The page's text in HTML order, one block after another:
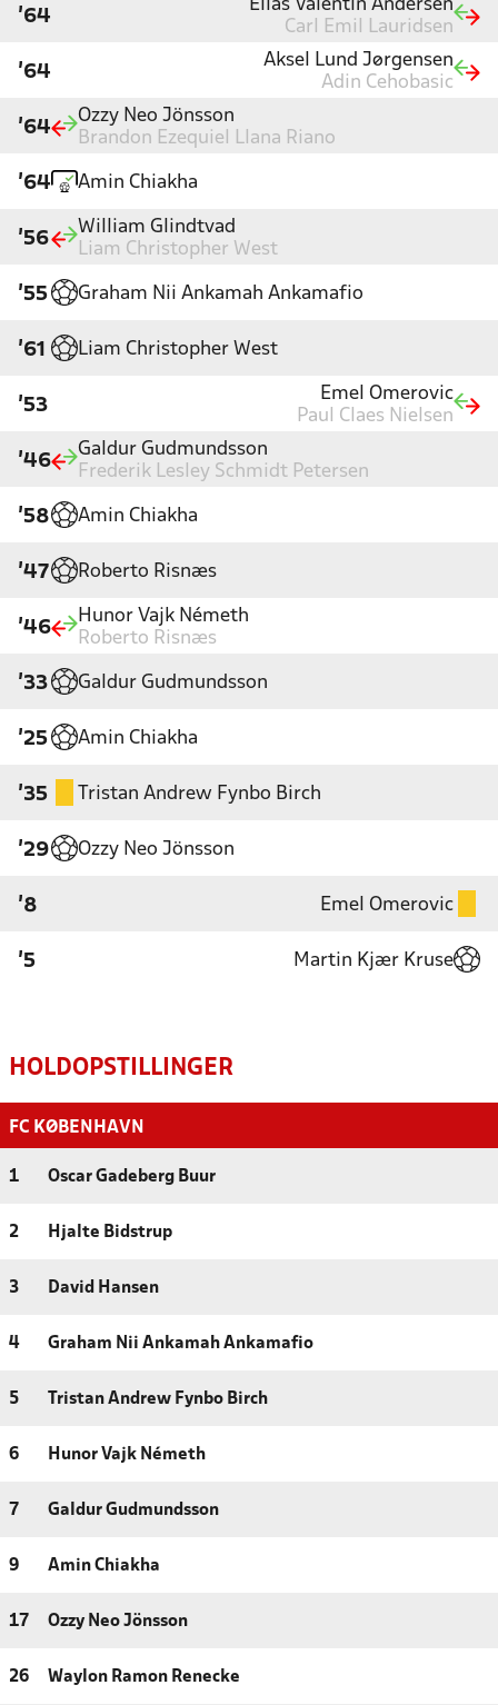
'64
Elias Valentin Andersen
Carl Emil Lauridsen
'64
Aksel Lund Jørgensen
Adin Cehobasic
'64
Ozzy Neo Jönsson
Brandon Ezequiel Llana Riano
'64 Amin Chiakha
'56
William Glindtvad
Liam Christopher West
'55 Graham Nii Ankamah Ankamafio
'61 Liam Christopher West
'53
Emel Omerovic
Paul Claes Nielsen
'46
Galdur Gudmundsson
Frederik Lesley Schmidt Petersen
'58 Amin Chiakha
'47 Roberto Risnæs
'46
Hunor Vajk Németh
Roberto Risnæs
'33 Galdur Gudmundsson
'25 Amin Chiakha
'35 Tristan Andrew Fynbo Birch
'29 Ozzy Neo Jönsson
'8 Emel Omerovic
'5 Martin Kjær Kruse
HOLDOPSTILLINGER
FC KØBENHAVN
1 Oscar Gadeberg Buur
2 Hjalte Bidstrup
3 David Hansen
4 Graham Nii Ankamah Ankamafio
5 Tristan Andrew Fynbo Birch
6 Hunor Vajk Németh
7 Galdur Gudmundsson
9 Amin Chiakha
17 Ozzy Neo Jönsson
26 Waylon Ramon Renecke